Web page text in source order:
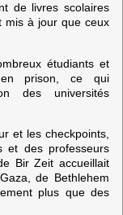
de livres scolaires
mis à jour que ceux
étudiants et
en prison, ce qui
des universités
et les checkpoints,
et des professeurs
Bir Zeit accueillait
de Bethlehem
plus que des